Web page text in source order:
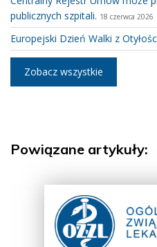
publicznych szpitali. 18 czerwca 2026
Europejski Dzień Walki z
Zobacz wszystkie
Powiązane artykuły: